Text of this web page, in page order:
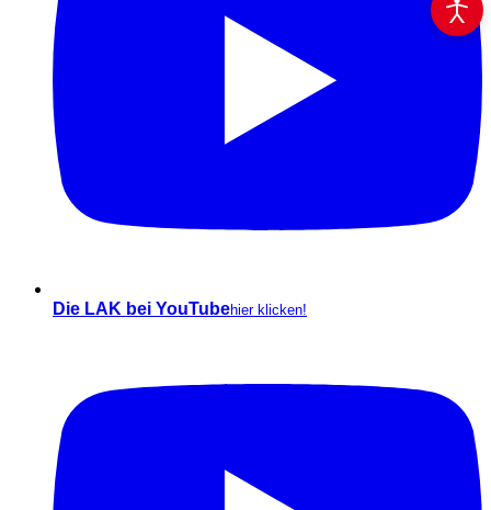
Die LAK bei YouTubehier klicken!